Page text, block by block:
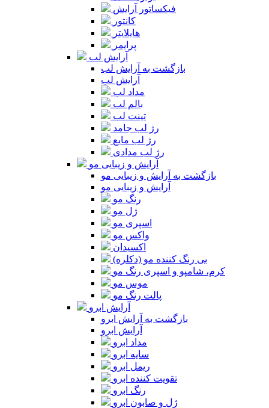
فیکساتور آرایش
کانتور
هایلایتر
پرایمر
آرایش لب
بازگشت به آرایش لب
آرایش لب
مداد لب
بالم لب
تینت لب
رژ لب جامد
رژ لب مایع
رژ لب مدادی
آرایش و زیبایی مو
بازگشت به آرایش و زیبایی مو
آرایش و زیبایی مو
رنگ مو
ژل مو
اسپری مو
واکس مو
اکسیدان
بی رنگ کننده مو (دکلره)
کرم، شامپو و اسپری رنگ مو
موس مو
پالت رنگ مو
آرایش ابرو
بازگشت به آرایش ابرو
آرایش ابرو
مداد ابرو
سایه ابرو
ریمل ابرو
تقویت کننده ابرو
رنگ ابرو
ژل و صابون ابرو